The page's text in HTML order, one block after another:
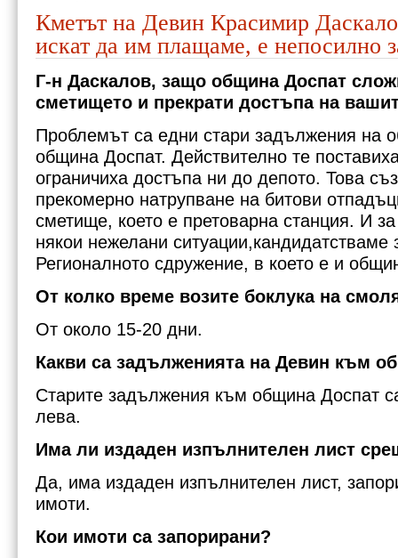
Кметът на Девин Красимир
искат да им плащаме, е непосилно
Г-н Даскалов, защо община Доспат
сметището и прекрати достъпа на
Проблемът са едни стари задължения на
община Доспат. Действително те
ограничиха достъпа ни до депото. Това
прекомерно натрупване на битови
сметище, което е претоварна станция. И
някои нежелани ситуации,кандидатстваме
Регионалното сдружение, в което е и
От колко време возите боклука на
От около 15-20 дни.
Какви са задълженията на Девин към
Старите задължения към община Доспат
лева.
Има ли издаден изпълнителен лист
Да, има издаден изпълнителен лист,
имоти.
Кои имоти са запорирани?